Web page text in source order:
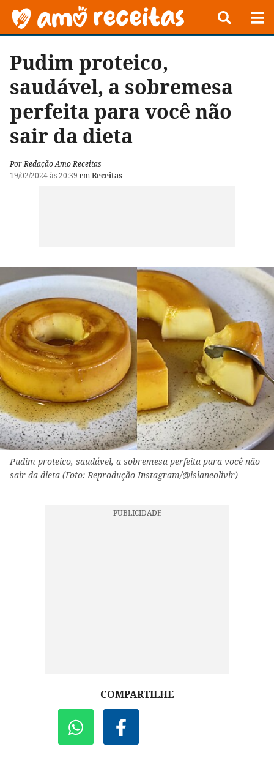
Pudim proteico,
saudável, a sobremesa
perfeita para você não
sair da dieta
Por Redação Amo Receitas
19/02/2024 às 20:39 emReceitas
Pudim proteico, saudável, a sobremesa perfeita para você não
sair da dieta (Foto: Reprodução Instagram/@islaneolivir)
COMPARTILHE